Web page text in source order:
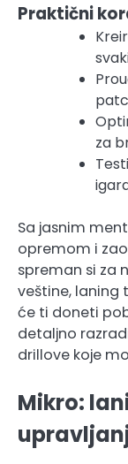
Praktični
za
Sa jasnim
opremom i
spreman si za
veštine, laning
će ti doneti
detaljno
drillove koje
Mikro: